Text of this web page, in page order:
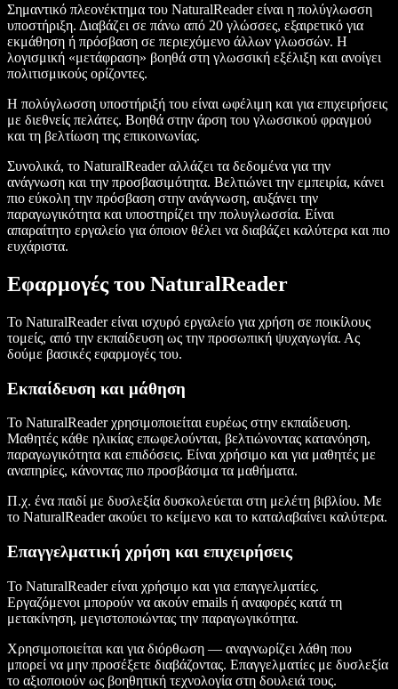
Σημαντικό πλεονέκτημα του NaturalReader είναι η πολύγλωσση
υποστήριξη. Διαβάζει σε πάνω από 20 γλώσσες, εξαιρετικό για
εκμάθηση ή πρόσβαση σε περιεχόμενο άλλων γλωσσών. Η
λογισμική «μετάφραση» βοηθά στη γλωσσική εξέλιξη και ανοίγει
πολιτισμικούς ορίζοντες.
Η πολύγλωσση υποστήριξή του είναι ωφέλιμη και για επιχειρήσεις
με διεθνείς πελάτες. Βοηθά στην άρση του γλωσσικού φραγμού
και τη βελτίωση της επικοινωνίας.
Συνολικά, το NaturalReader αλλάζει τα δεδομένα για την
ανάγνωση και την προσβασιμότητα. Βελτιώνει την εμπειρία, κάνει
πιο εύκολη την πρόσβαση στην ανάγνωση, αυξάνει την
παραγωγικότητα και υποστηρίζει την πολυγλωσσία. Είναι
απαραίτητο εργαλείο για όποιον θέλει να διαβάζει καλύτερα και πιο
ευχάριστα.
Εφαρμογές του NaturalReader
Το NaturalReader είναι ισχυρό εργαλείο για χρήση σε ποικίλους
τομείς, από την εκπαίδευση ως την προσωπική ψυχαγωγία. Ας
δούμε βασικές εφαρμογές του.
Εκπαίδευση και μάθηση
Το NaturalReader χρησιμοποιείται ευρέως στην εκπαίδευση.
Μαθητές κάθε ηλικίας επωφελούνται, βελτιώνοντας κατανόηση,
παραγωγικότητα και επιδόσεις. Είναι χρήσιμο και για μαθητές με
αναπηρίες, κάνοντας πιο προσβάσιμα τα μαθήματα.
Π.χ. ένα παιδί με δυσλεξία δυσκολεύεται στη μελέτη βιβλίου. Με
το NaturalReader ακούει το κείμενο και το καταλαβαίνει καλύτερα.
Επαγγελματική χρήση και επιχειρήσεις
Το NaturalReader είναι χρήσιμο και για επαγγελματίες.
Εργαζόμενοι μπορούν να ακούν emails ή αναφορές κατά τη
μετακίνηση, μεγιστοποιώντας την παραγωγικότητα.
Χρησιμοποιείται και για διόρθωση — αναγνωρίζει λάθη που
μπορεί να μην προσέξετε διαβάζοντας. Επαγγελματίες με δυσλεξία
το αξιοποιούν ως βοηθητική τεχνολογία στη δουλειά τους.